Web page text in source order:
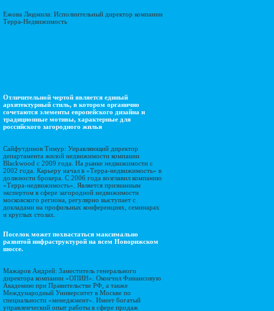
Ежова Людмила: Исполнительный директор компании
Терра-Недвижимость
Отличительной чертой является единый
архитектурный стиль, в котором органично
сочетаются элементы европейского дизайна и
традиционные мотивы, характерные для
российского загородного жилья
Сайфутдинов Тимур: Управляющий директор
департамента жилой недвижимости компании
Blackwood с 2009 года. На рынке недвижимости с
2002 года. Карьеру начал в «Терра-недвижимость» в
должности брокера. С 2006 года возглавил компанию
«Терра-недвижимость». Является признанным
экспертом в сфере загородной недвижимости
московского региона, регулярно выступает с
докладами на профильных конференциях, семинарах
и круглых столах.
Поселок может похвастаться максимально
развитой инфраструктурой на всем Новорижском
шоссе.
Мажаров Андрей: Заместитель генерального
директора компании «ОПИН». Окончил Финансовую
Академию при Правительстве РФ, а также
Международный Университет в Москве по
специальности «менеджмент». Имеет богатый
управленческий опыт работы в сфере продаж